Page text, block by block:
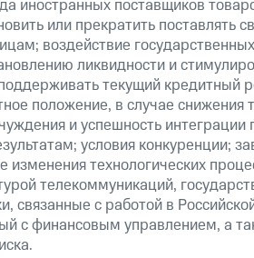
иностранных поставщиков
или прекратить поставлять
воздействие
ликвидности и
текущий кредитный
положение, в случае снижения
и успешность
условия конкуренции;
технологических
телекоммуникаций,
связанные с работой в
с финансовым управлением, а